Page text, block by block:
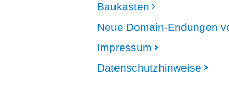
Baukasten
Neue Domain-Endungen
Impressum
Datenschutzhinweise